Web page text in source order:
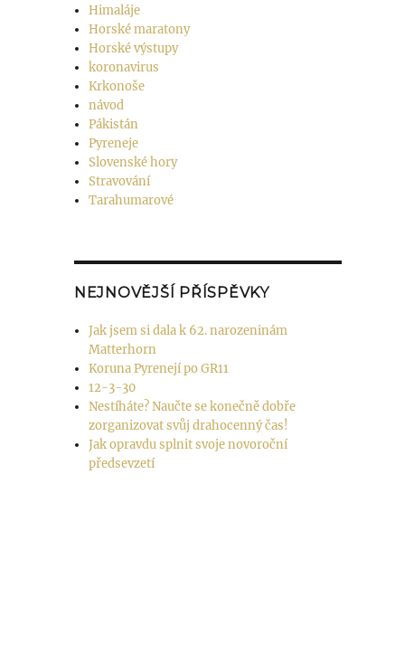
Himaláje
Horské maratony
Horské výstupy
koronavirus
Krkonoše
návod
Pákistán
Pyreneje
Slovenské hory
Stravování
Tarahumarové
NEJNOVĚJŠÍ PŘÍSPĚVKY
Jak jsem si dala k 62. narozeninám
Matterhorn
Koruna Pyrenejí po GR11
12-3-30
Nestíháte? Naučte se konečně dobře
zorganizovat svůj drahocenný čas!
Jak opravdu splnit svoje novoroční
předsevzetí